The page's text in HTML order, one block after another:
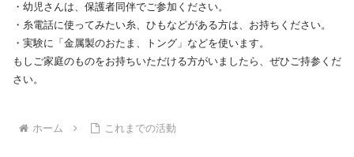
・幼児さんは、保護者同伴でご参加ください。
・糸電話に使ってみたい糸、ひもなどがある方は、お持ちください。
・実験に「金属製のおたま、トング」などを使います。
もしご家庭のものをお持ちいただける方がいましたら、ぜひご持参くだ
さい。
ホーム これまでの活動